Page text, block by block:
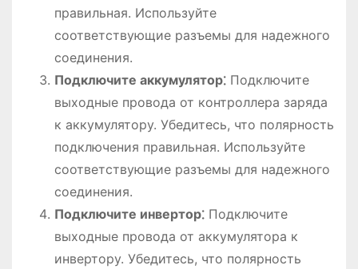
правильная. Используйте
соответствующие разъемы для надежного
соединения.
Подключите аккумулятор⁚Подключите
выходные провода от контроллера заряда
к аккумулятору. Убедитесь, что полярность
подключения правильная. Используйте
соответствующие разъемы для надежного
соединения.
Подключите инвертор⁚Подключите
выходные провода от аккумулятора к
инвертору. Убедитесь, что полярность